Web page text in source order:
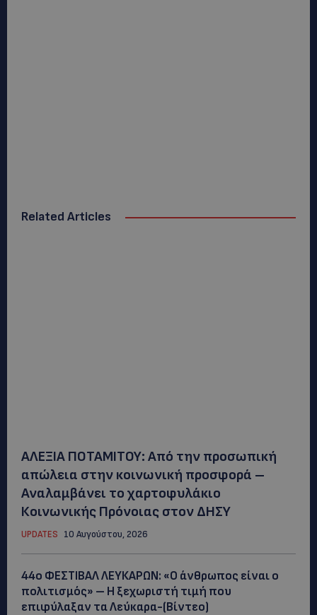
Related Articles
ΑΛΕΞΙΑ ΠΟΤΑΜΙΤΟΥ: Από την προσωπική
απώλεια στην κοινωνική προσφορά –
Αναλαμβάνει το χαρτοφυλάκιο
Κοινωνικής Πρόνοιας στον ΔΗΣΥ
UPDATES 10 Αυγούστου, 2026
44ο ΦΕΣΤΙΒΑΛ ΛΕΥΚΑΡΩΝ: «Ο άνθρωπος είναι ο
πολιτισμός» – Η ξεχωριστή τιμή που
επιφύλαξαν τα Λεύκαρα-(Βίντεο)